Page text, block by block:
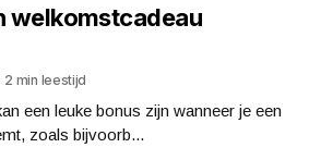
welkomstcadeau
2 min leestijd
een leuke bonus zijn wanneer je een
zoals bijvoorb...